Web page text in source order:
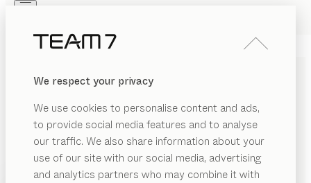
We respect your privacy
We use cookies to personalise content and ads,
to provide social media features and to analyse
our traffic. We also share information about your
use of our site with our social media, advertising
and analytics partners who may combine it with
PRODUKTE
INSPIRATION
HÄNDLER